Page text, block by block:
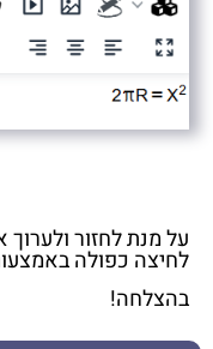
על מנת לחזור ולערוך
לחיצה כפולה
בהצלחה!